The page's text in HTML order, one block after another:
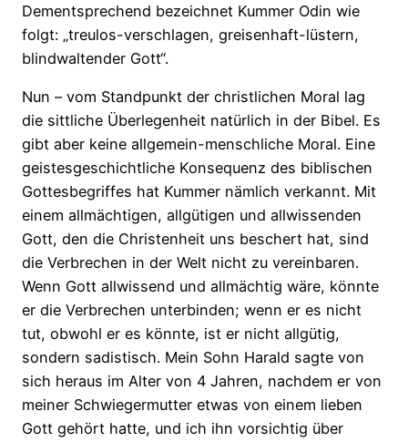
Dementsprechend bezeichnet Kummer Odin wie
folgt: „treulos-verschlagen, greisenhaft-lüstern,
blindwaltender Gott“.
Nun – vom Standpunkt der christlichen Moral lag
die sittliche Überlegenheit natürlich in der Bibel. Es
gibt aber keine allgemein-menschliche Moral. Eine
geistesgeschichtliche Konsequenz des biblischen
Gottesbegriffes hat Kummer nämlich verkannt. Mit
einem allmächtigen, allgütigen und allwissenden
Gott, den die Christenheit uns beschert hat, sind
die Verbrechen in der Welt nicht zu vereinbaren.
Wenn Gott allwissend und allmächtig wäre, könnte
er die Verbrechen unterbinden; wenn er es nicht
tut, obwohl er es könnte, ist er nicht allgütig,
sondern sadistisch. Mein Sohn Harald sagte von
sich heraus im Alter von 4 Jahren, nachdem er von
meiner Schwiegermutter etwas von einem lieben
Gott gehört hatte, und ich ihn vorsichtig über